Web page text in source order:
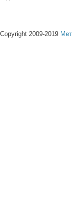
2009-2019